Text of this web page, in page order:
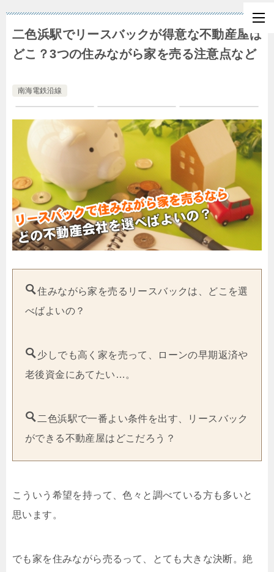
二色浜駅でリースバックが得意な不動産屋は
どこ？3つの住みながら家を売る注意点など
南海電鉄沿線
住みながら家を売るリースバックは、どこを選
べばよいの？
少しでも高く家を売って、ローンの早期返済や
老後資金にあてたい…。
二色浜駅で一番よい条件を出す、リースバック
ができる不動産屋はどこだろう？
こういう希望を持って、色々と調べている方も多いと
思います。
でも家を住みながら売るって、とても大きな決断。絶